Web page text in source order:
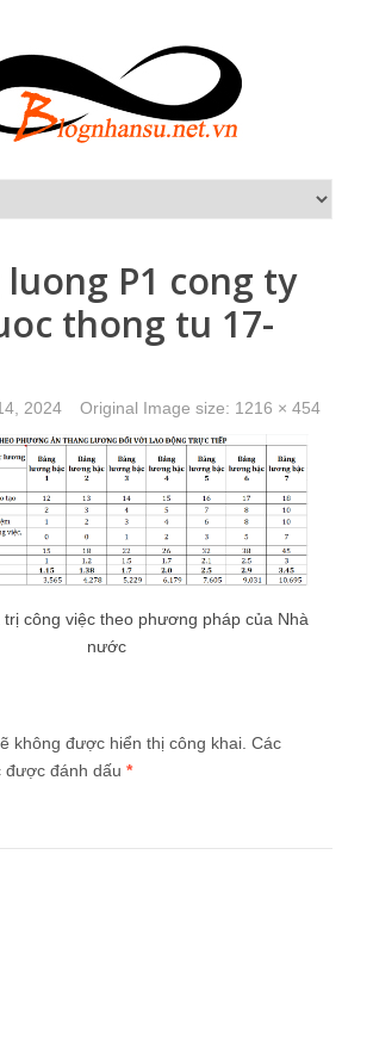
luong P1 cong ty
thong tu 17-
2024 Original Image size: 1216 × 454
công việc theo phương pháp của Nhà
nước
không được hiển thị công khai. Các
đánh dấu *